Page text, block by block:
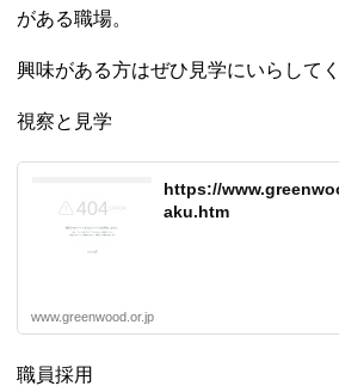
がある職場。
興味がある方はぜひ見学にいらして
視察と見学
https://
aku.htm
www.greenwood.or.jp
職員採用